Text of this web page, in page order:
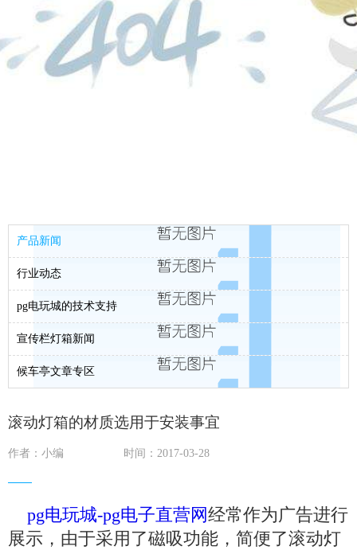
产品新闻
行业动态
pg电玩城的技术支持
宣传栏灯箱新闻
候车亭文章专区
滚动灯箱的材质选用于安装事宜
作者：小编 时间：2017-03-28
pg电玩城-pg电子直营网经常作为广告进行
展示，由于采用了磁吸功能，简便了滚动灯